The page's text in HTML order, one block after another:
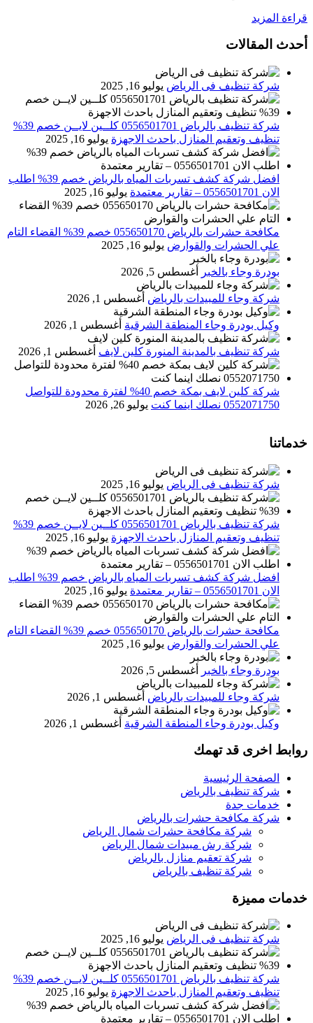
قراءة المزيد
أحدث المقالات
شركة تنظيف فى الرياض يوليو 16, 2025
شركة تنظيف بالرياض 0556501701 كلــين لايــن خصم 39%
تنظيف وتعقيم المنازل باحدث الاجهزة يوليو 16, 2025
افضل شركة كشف تسربات المياه بالرياض خصم 39% اطلب
الان 0556501701‬‏ – تقارير معتمدة
يوليو 16, 2025
مكافحة حشرات بالرياض 055650170 خصم 39% القضاء التام
علي الحشرات والقوارض يوليو 16, 2025
بودرة وجاء بالخبر أغسطس 5, 2026
شركة وجاء للمبيدات بالرياض أغسطس 1, 2026
وكيل بودرة وجاء المنطقة الشرقية أغسطس 1, 2026
شركة تنظيف بالمدينة المنورة كلين لايف أغسطس 1, 2026
شركة كلين لايف بمكة خصم 40% لفترة محدودة للتواصل
0552071750 نصلك اينما كنت
يوليو 26, 2026
خدماتنا
شركة تنظيف فى الرياض يوليو 16, 2025
شركة تنظيف بالرياض 0556501701 كلــين لايــن خصم 39%
تنظيف وتعقيم المنازل باحدث الاجهزة يوليو 16, 2025
افضل شركة كشف تسربات المياه بالرياض خصم 39% اطلب
الان 0556501701‬‏ – تقارير معتمدة
يوليو 16, 2025
مكافحة حشرات بالرياض 055650170 خصم 39% القضاء التام
علي الحشرات والقوارض يوليو 16, 2025
بودرة وجاء بالخبر أغسطس 5, 2026
شركة وجاء للمبيدات بالرياض أغسطس 1, 2026
وكيل بودرة وجاء المنطقة الشرقية أغسطس 1, 2026
روابط اخرى قد تهمك
الصفحة الرئيسية
شركة تنظيف بالرياض
خدمات جدة
شركة مكافحة حشرات بالرياض
شركة مكافحة حشرات شمال الرياض
شركة رش مبيدات شمال الرياض
شركة تعقيم منازل بالرياض
شركة تنظيف بالرياض
خدمات مميزة
شركة تنظيف فى الرياض يوليو 16, 2025
شركة تنظيف بالرياض 0556501701 كلــين لايــن خصم 39%
تنظيف وتعقيم المنازل باحدث الاجهزة يوليو 16, 2025